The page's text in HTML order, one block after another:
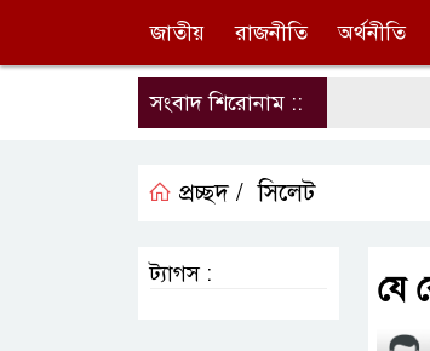
জাতীয় রাজনীতি অর্থনীতি
সংবাদ শিরোনাম ::
প্রচ্ছদ / সিলেট
যে
ট্যাগস :